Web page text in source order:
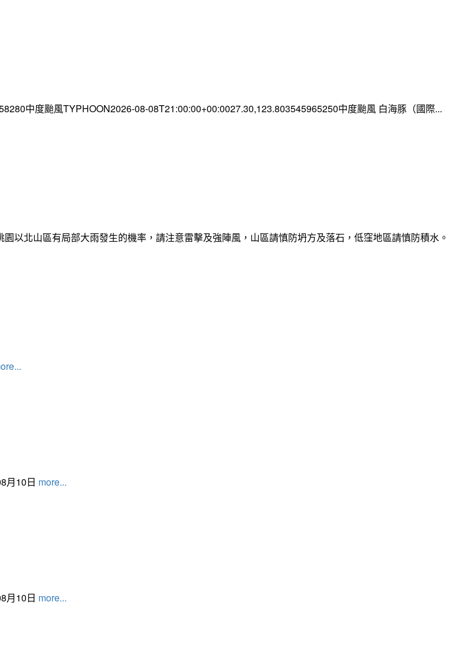
中度颱風TYPHOON2026-08-08T21:00:00+00:0027.30,123.803545965250中度颱風 白海豚（國際...
以北山區有局部大雨發生的機率，請注意雷擊及強陣風，山區請慎防坍方及落石，低窪地區請慎防積水。
月10日 more...
月10日 more...